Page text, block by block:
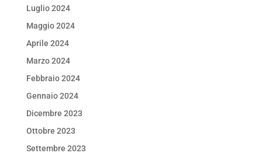
Luglio 2024
Maggio 2024
Aprile 2024
Marzo 2024
Febbraio 2024
Gennaio 2024
Dicembre 2023
Ottobre 2023
Settembre 2023